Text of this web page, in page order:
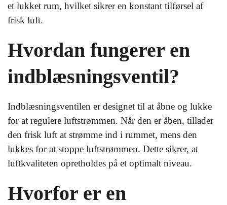
et lukket rum, hvilket sikrer en konstant tilførsel af
frisk luft.
Hvordan fungerer en
indblæsningsventil?
Indblæsningsventilen er designet til at åbne og lukke
for at regulere luftstrømmen. Når den er åben, tillader
den frisk luft at strømme ind i rummet, mens den
lukkes for at stoppe luftstrømmen. Dette sikrer, at
luftkvaliteten opretholdes på et optimalt niveau.
Hvorfor er en